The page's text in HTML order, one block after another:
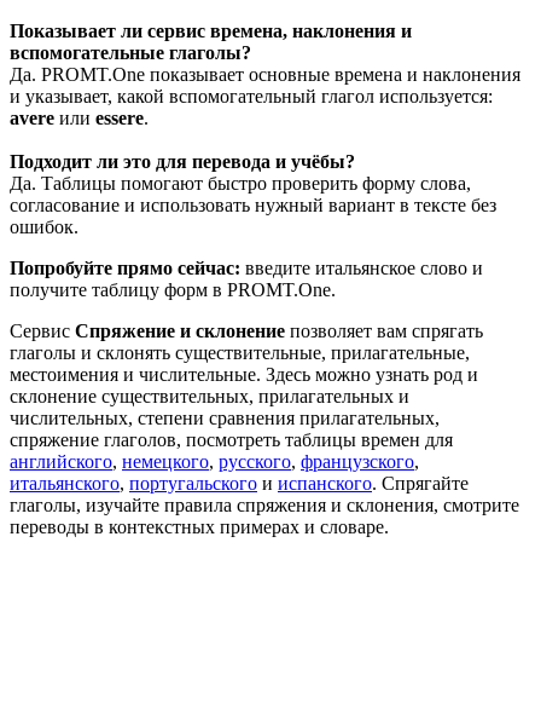
Показывает ли сервис времена, наклонения и
вспомогательные глаголы?
Да. PROMT.One показывает основные времена и наклонения
и указывает, какой вспомогательный глагол используется:
avere или essere.
Подходит ли это для перевода и учёбы?
Да. Таблицы помогают быстро проверить форму слова,
согласование и использовать нужный вариант в тексте без
ошибок.
Попробуйте прямо сейчас: введите итальянское слово и
получите таблицу форм в PROMT.One.
Сервис Спряжение и склонение позволяет вам спрягать
глаголы и склонять существительные, прилагательные,
местоимения и числительные. Здесь можно узнать род и
склонение существительных, прилагательных и
числительных, степени сравнения прилагательных,
спряжение глаголов, посмотреть таблицы времен для
английского, немецкого, русского, французского,
итальянского, португальского и испанского. Спрягайте
глаголы, изучайте правила спряжения и склонения, смотрите
переводы в контекстных примерах и словаре.